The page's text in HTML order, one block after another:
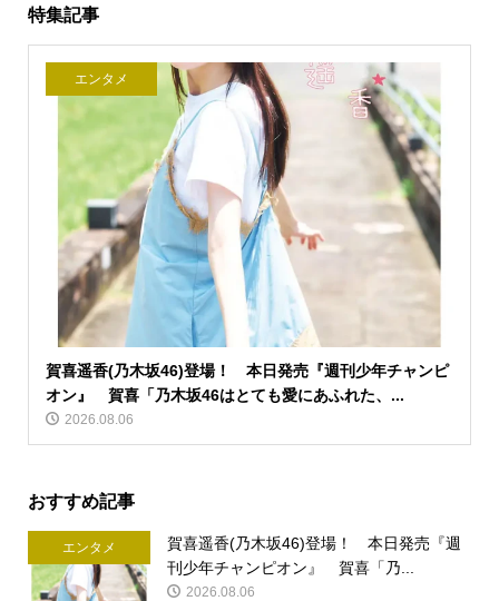
特集記事
エンタメ
賀喜遥香(乃木坂46)登場！ 本日発売『週刊少年チャンピ
オン』 賀喜「乃木坂46はとても愛にあふれた、...
2026.08.06
おすすめ記事
エンタメ
賀喜遥香(乃木坂46)登場！ 本日発売『週
刊少年チャンピオン』 賀喜「乃...
2026.08.06